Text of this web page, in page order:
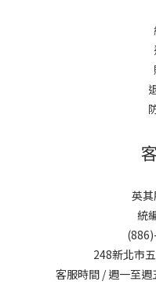
英
統
248新北市
客服時間 / 週一至